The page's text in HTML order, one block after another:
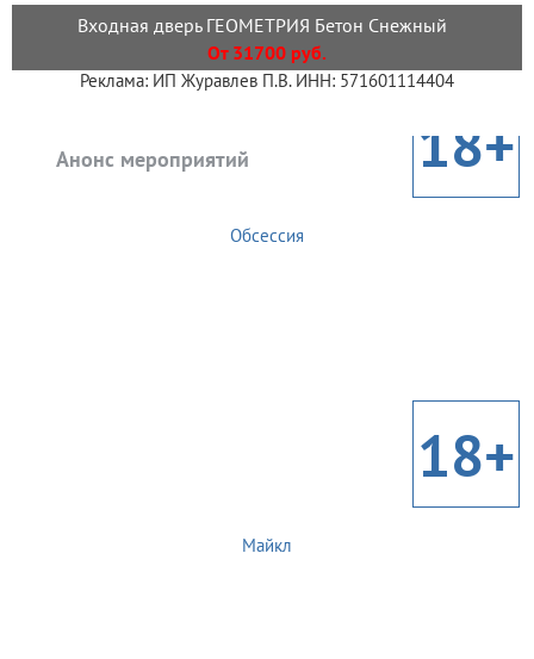
Входная дверь ГЕОМЕТРИЯ Бетон Снежный
От 31700 руб.
Реклама: ИП Журавлев П.В. ИНН: 571601114404
Анонс мероприятий 18+
Обсессия
18+
Майкл